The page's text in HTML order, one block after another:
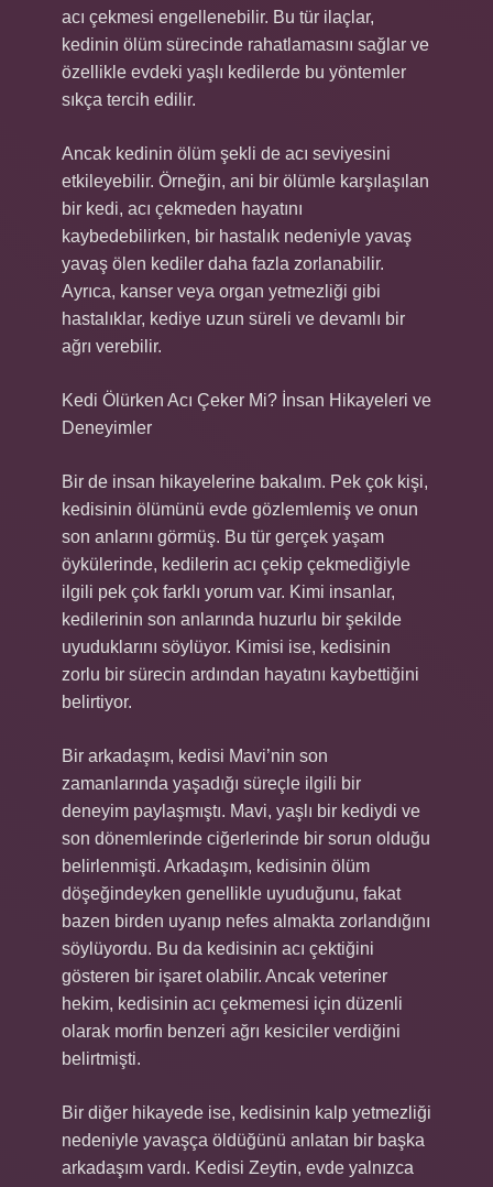
acı çekmesi engellenebilir. Bu tür ilaçlar,
kedinin ölüm sürecinde rahatlamasını sağlar ve
özellikle evdeki yaşlı kedilerde bu yöntemler
sıkça tercih edilir.
Ancak kedinin ölüm şekli de acı seviyesini
etkileyebilir. Örneğin, ani bir ölümle karşılaşılan
bir kedi, acı çekmeden hayatını
kaybedebilirken, bir hastalık nedeniyle yavaş
yavaş ölen kediler daha fazla zorlanabilir.
Ayrıca, kanser veya organ yetmezliği gibi
hastalıklar, kediye uzun süreli ve devamlı bir
ağrı verebilir.
Kedi Ölürken Acı Çeker Mi? İnsan Hikayeleri ve
Deneyimler
Bir de insan hikayelerine bakalım. Pek çok kişi,
kedisinin ölümünü evde gözlemlemiş ve onun
son anlarını görmüş. Bu tür gerçek yaşam
öykülerinde, kedilerin acı çekip çekmediğiyle
ilgili pek çok farklı yorum var. Kimi insanlar,
kedilerinin son anlarında huzurlu bir şekilde
uyuduklarını söylüyor. Kimisi ise, kedisinin
zorlu bir sürecin ardından hayatını kaybettiğini
belirtiyor.
Bir arkadaşım, kedisi Mavi’nin son
zamanlarında yaşadığı süreçle ilgili bir
deneyim paylaşmıştı. Mavi, yaşlı bir kediydi ve
son dönemlerinde ciğerlerinde bir sorun olduğu
belirlenmişti. Arkadaşım, kedisinin ölüm
döşeğindeyken genellikle uyuduğunu, fakat
bazen birden uyanıp nefes almakta zorlandığını
söylüyordu. Bu da kedisinin acı çektiğini
gösteren bir işaret olabilir. Ancak veteriner
hekim, kedisinin acı çekmemesi için düzenli
olarak morfin benzeri ağrı kesiciler verdiğini
belirtmişti.
Bir diğer hikayede ise, kedisinin kalp yetmezliği
nedeniyle yavaşça öldüğünü anlatan bir başka
arkadaşım vardı. Kedisi Zeytin, evde yalnızca